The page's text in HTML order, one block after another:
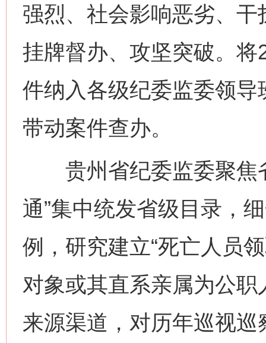
强烈、社会影响恶劣、
挂牌督办、攻坚突破。
件纳入各级纪委监委领
带动案件查办。
贵州省纪委监委聚焦
通”集中统发省级目录，
例，研究建立“死亡人员
对象或其直系亲属为公
来源渠道，对历年巡视